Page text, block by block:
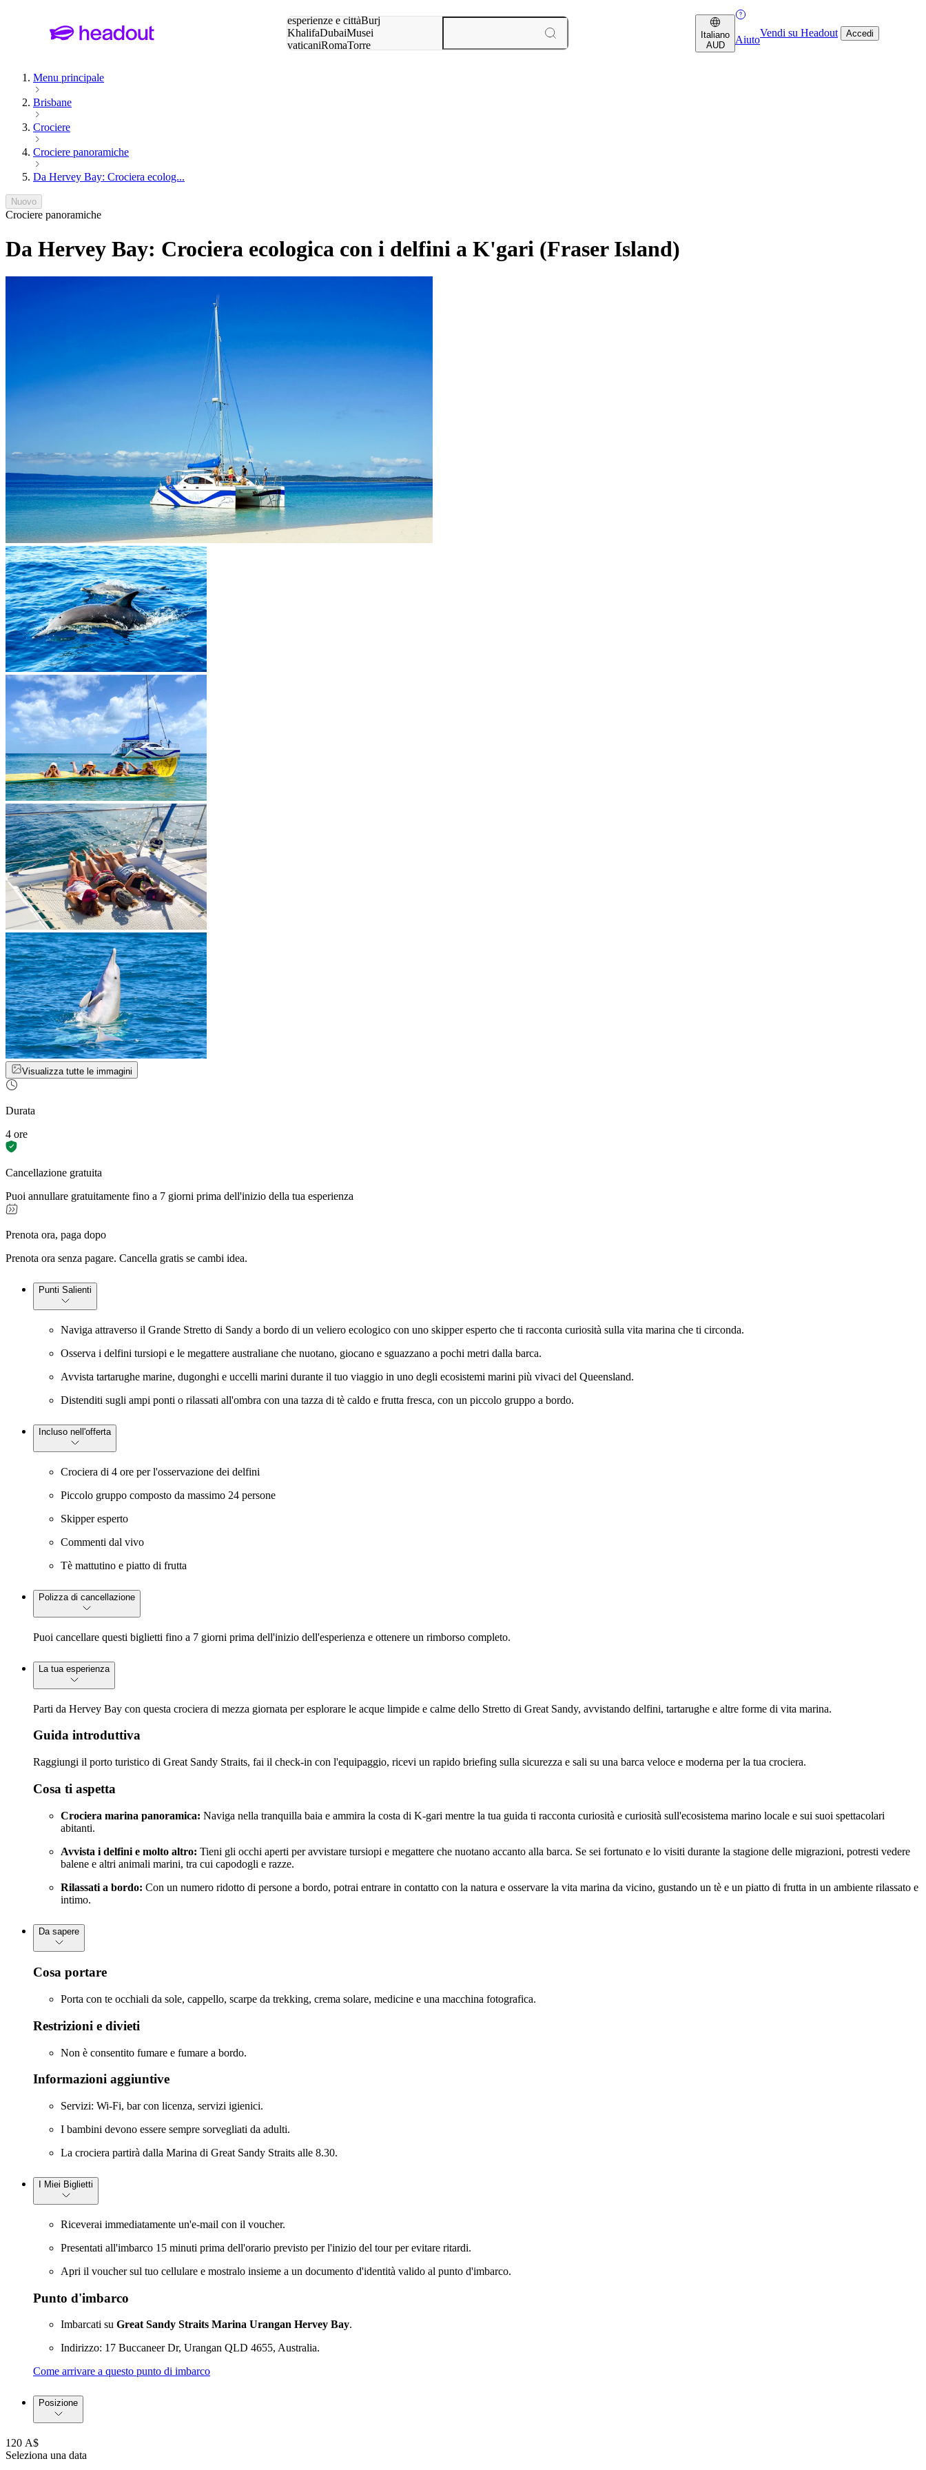
esperienze e cittàBurj
KhalifaDubaiMusei
vaticaniRomaTorre
Italiano
AUD
Aiuto
Vendi su Headout Accedi
Menu principale
Brisbane
Crociere
Crociere panoramiche
Da Hervey Bay: Crociera ecolog...
Nuovo
Crociere panoramiche
Da Hervey Bay: Crociera ecologica con i delfini a K'gari (Fraser Island)
Visualizza tutte le immagini
Durata
4 ore
Cancellazione gratuita
Puoi annullare gratuitamente fino a 7 giorni prima dell'inizio della tua esperienza
Prenota ora, paga dopo
Prenota ora senza pagare. Cancella gratis se cambi idea.
Punti Salienti
Naviga attraverso il Grande Stretto di Sandy a bordo di un veliero ecologico con uno skipper esperto che ti racconta curiosità sulla vita marina che ti circonda.
Osserva i delfini tursiopi e le megattere australiane che nuotano, giocano e sguazzano a pochi metri dalla barca.
Avvista tartarughe marine, dugonghi e uccelli marini durante il tuo viaggio in uno degli ecosistemi marini più vivaci del Queensland.
Distenditi sugli ampi ponti o rilassati all'ombra con una tazza di tè caldo e frutta fresca, con un piccolo gruppo a bordo.
Incluso nell'offerta
Crociera di 4 ore per l'osservazione dei delfini
Piccolo gruppo composto da massimo 24 persone
Skipper esperto
Commenti dal vivo
Tè mattutino e piatto di frutta
Polizza di cancellazione
Puoi cancellare questi biglietti fino a 7 giorni prima dell'inizio dell'esperienza e ottenere un rimborso completo.
La tua esperienza
Parti da Hervey Bay con questa crociera di mezza giornata per esplorare le acque limpide e calme dello Stretto di Great Sandy, avvistando delfini, tartarughe e altre forme di vita marina.
Guida introduttiva
Raggiungi il porto turistico di Great Sandy Straits, fai il check-in con l'equipaggio, ricevi un rapido briefing sulla sicurezza e sali su una barca veloce e moderna per la tua crociera.
Cosa ti aspetta
Crociera marina panoramica: Naviga nella tranquilla baia e ammira la costa di K-gari mentre la tua guida ti racconta curiosità e curiosità sull'ecosistema marino locale e sui suoi spettacolari
abitanti.
Avvista i delfini e molto altro: Tieni gli occhi aperti per avvistare tursiopi e megattere che nuotano accanto alla barca. Se sei fortunato e lo visiti durante la stagione delle migrazioni, potresti vedere
balene e altri animali marini, tra cui capodogli e razze.
Rilassati a bordo: Con un numero ridotto di persone a bordo, potrai entrare in contatto con la natura e osservare la vita marina da vicino, gustando un tè e un piatto di frutta in un ambiente rilassato e
intimo.
Da sapere
Cosa portare
Porta con te occhiali da sole, cappello, scarpe da trekking, crema solare, medicine e una macchina fotografica.
Restrizioni e divieti
Non è consentito fumare e fumare a bordo.
Informazioni aggiuntive
Servizi: Wi-Fi, bar con licenza, servizi igienici.
I bambini devono essere sempre sorvegliati da adulti.
La crociera partirà dalla Marina di Great Sandy Straits alle 8.30.
I Miei Biglietti
Riceverai immediatamente un'e-mail con il voucher.
Presentati all'imbarco 15 minuti prima dell'orario previsto per l'inizio del tour per evitare ritardi.
Apri il voucher sul tuo cellulare e mostralo insieme a un documento d'identità valido al punto d'imbarco.
Punto d'imbarco
Imbarcati su Great Sandy Straits Marina Urangan Hervey Bay.
Indirizzo: 17 Buccaneer Dr, Urangan QLD 4655, Australia.
Come arrivare a questo punto di imbarco
Posizione
120 A$
Seleziona una data